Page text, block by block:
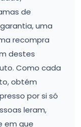
de
uma
recompra
destes
Como cada
obtém
por si só
leram,
em que